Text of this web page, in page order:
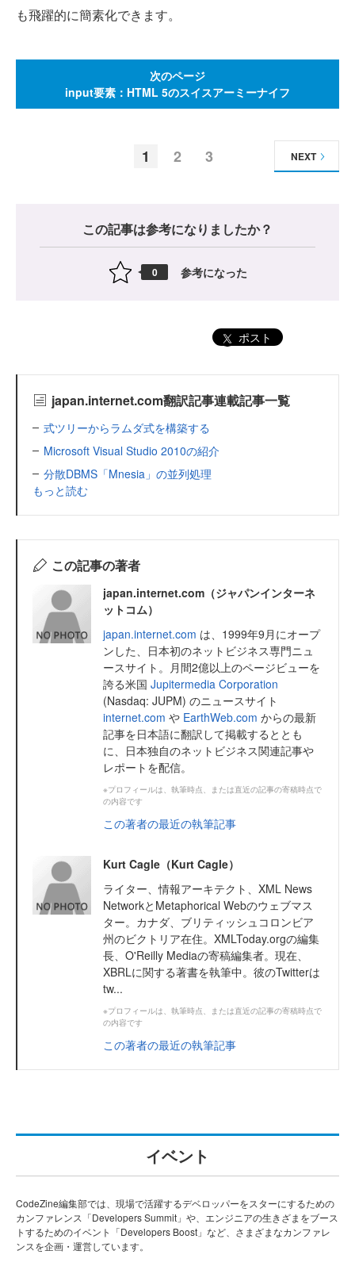
も飛躍的に簡素化できます。
次のページ
input要素：HTML 5のスイスアーミーナイフ
1 2 3 NEXT
この記事は参考になりましたか？
0 参考になった
ポスト
japan.internet.com翻訳記事連載記事一覧
式ツリーからラムダ式を構築する
Microsoft Visual Studio 2010の紹介
分散DBMS「Mnesia」の並列処理
もっと読む
この記事の著者
japan.internet.com（ジャパンインターネ
ットコム）
japan.internet.com は、1999年9月にオープ
ンした、日本初のネットビジネス専門ニュ
ースサイト。月間2億以上のページビューを
誇る米国 Jupitermedia Corporation
(Nasdaq: JUPM) のニュースサイト
internet.com や EarthWeb.com からの最新
記事を日本語に翻訳して掲載するととも
に、日本独自のネットビジネス関連記事や
レポートを配信。
※プロフィールは、執筆時点、または直近の記事の寄稿時点で
の内容です
この著者の最近の執筆記事
Kurt Cagle（Kurt Cagle）
ライター、情報アーキテクト、XML News
NetworkとMetaphorical Webのウェブマス
ター。カナダ、ブリティッシュコロンビア
州のビクトリア在住。XMLToday.orgの編集
長、O'Reilly Mediaの寄稿編集者。現在、
XBRLに関する著書を執筆中。彼のTwitterは
tw...
※プロフィールは、執筆時点、または直近の記事の寄稿時点で
の内容です
この著者の最近の執筆記事
イベント
CodeZine編集部では、現場で活躍するデベロッパーをスターにするための
カンファレンス「Developers Summit」や、エンジニアの生きざまをブース
トするためのイベント「Developers Boost」など、さまざまなカンファレ
ンスを企画・運営しています。